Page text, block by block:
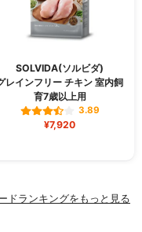
SOLVIDA(ソルビダ)
レインフリー チキン 室内飼
育7歳以上用
3.89
¥7,920
ドランキングをもっと見る